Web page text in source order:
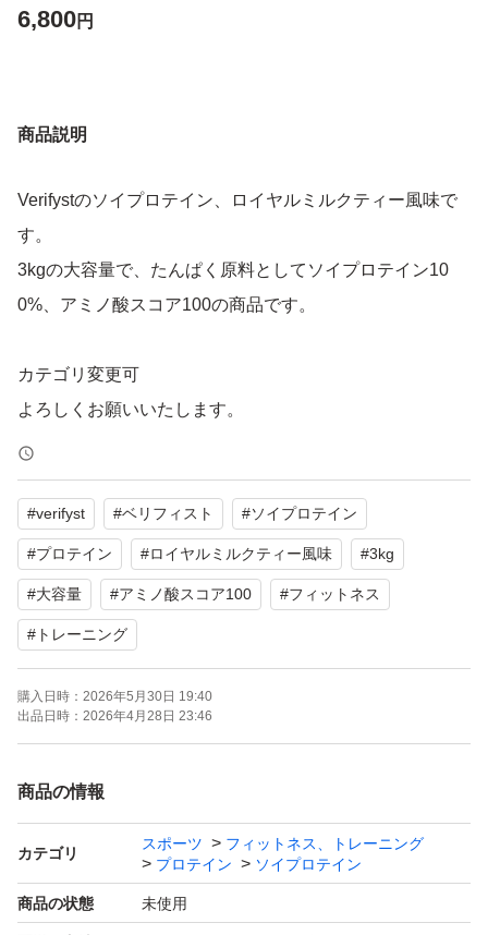
6,800円
商品説明
Verifystのソイプロテイン、ロイヤルミルクティー風味で
す。
3kgの大容量で、たんぱく原料としてソイプロテイン10
0%、アミノ酸スコア100の商品です。
カテゴリ変更可
よろしくお願いいたします。
#verifyst #ベリフィスト #ソイプロテイン
#プロテイン #ロイヤルミルクティー風味 #3kg
#大容量 #アミノ酸スコア100 #フィットネス
# トレーニング
購入日時： 2026年5月30日 19:40
出品日時： 2026年4月28日 23:46
商品の情報
カテゴリ
スポーツ
フィットネス、トレーニング
プロテイン
ソイプロテイン
商品の状態 未使用